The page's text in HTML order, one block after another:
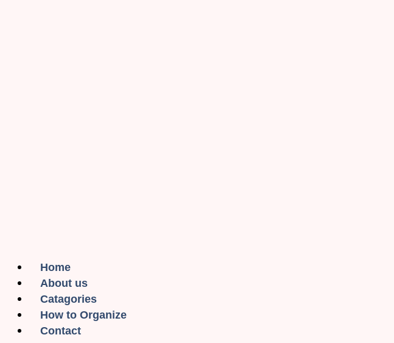
Home
About us
Catagories
How to Organize
Contact